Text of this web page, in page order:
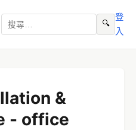
🔍
登
入
&
- office